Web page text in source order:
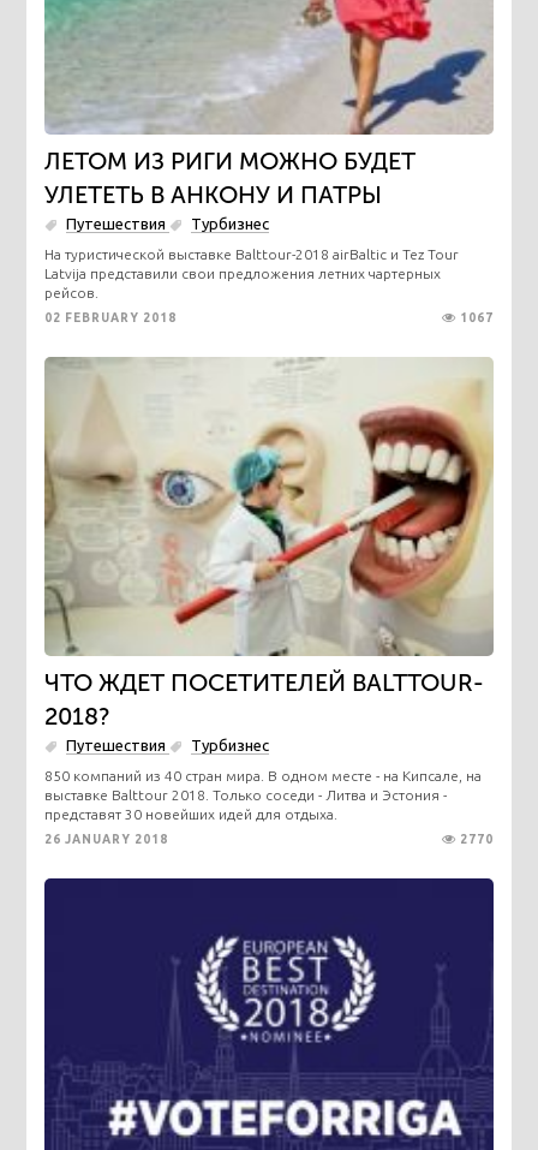
ЛЕТОМ ИЗ РИГИ МОЖНО БУДЕТ
УЛЕТЕТЬ В АНКОНУ И ПАТРЫ
Путешествия Турбизнес
На туристической выставке Balttour-2018 airBaltic и Tez Tour
Latvija представили свои предложения летних чартерных
рейсов.
02 FEBRUARY 2018 1067
ЧТО ЖДЕТ ПОСЕТИТЕЛЕЙ BALTTOUR-
2018?
Путешествия Турбизнес
850 компаний из 40 стран мира. В одном месте - на Кипсале, на
выставке Balttour 2018. Только соседи - Литва и Эстония -
представят 30 новейших идей для отдыха.
26 JANUARY 2018 2770